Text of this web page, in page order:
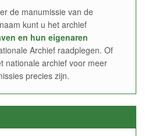
de manumissie van de
kunt u het archief
en hun eigenaren
Archief raadplegen. Of
nationale archief voor meer
precies zijn.